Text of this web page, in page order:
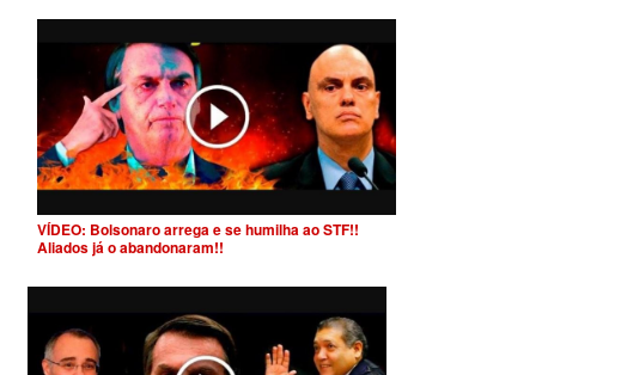
VÍDEO: Bolsonaro arrega e se humilha ao STF!!
Aliados já o abandonaram!!